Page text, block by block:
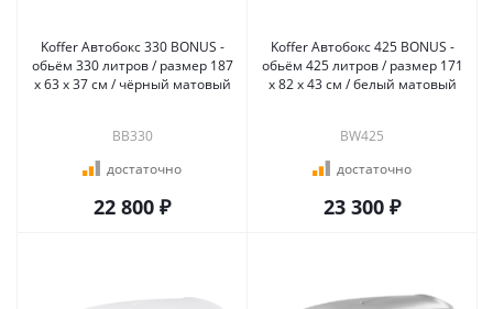
Koffer Автобокс 330 BONUS -
обьём 330 литров / размер 187
х 63 х 37 см / чёрный матовый
BB330
достаточно
22 800 ₽
Koffer Автобокс 425 BONUS -
обьём 425 литров / размер 171
х 82 х 43 см / белый матовый
BW425
достаточно
23 300 ₽